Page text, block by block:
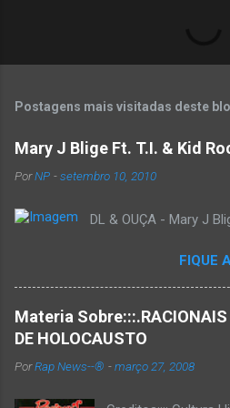
Postagens mais visitadas deste
Mary J Blige Ft. T.I. & Kid
PorNP -setembro 10, 2010
DL & OUÇA - Mary J
FIQUE
Materia Sobre:::.RACIONAIS
DE HOLOCAUSTO
PorRap News--® -março 27, 2008